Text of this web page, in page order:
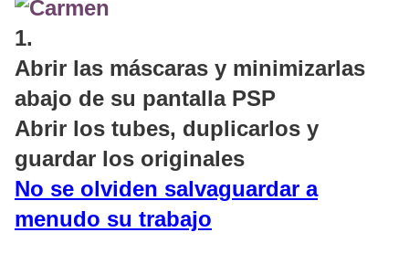
1.
Abrir las máscaras y minimizarlas
abajo de su pantalla PSP
Abrir los tubes, duplicarlos y
guardar los originales
No se olviden salvaguardar a
menudo su trabajo